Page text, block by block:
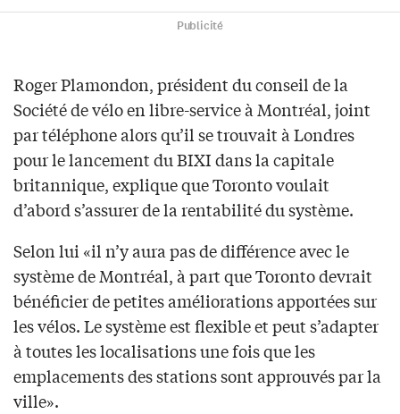
Publicité
Roger Plamondon, président du conseil de la
Société de vélo en libre-service à Montréal, joint
par téléphone alors qu’il se trouvait à Londres
pour le lancement du BIXI dans la capitale
britannique, explique que Toronto voulait
d’abord s’assurer de la rentabilité du système.
Selon lui «il n’y aura pas de différence avec le
système de Montréal, à part que Toronto devrait
bénéficier de petites améliorations apportées sur
les vélos. Le système est flexible et peut s’adapter
à toutes les localisations une fois que les
emplacements des stations sont approuvés par la
ville».